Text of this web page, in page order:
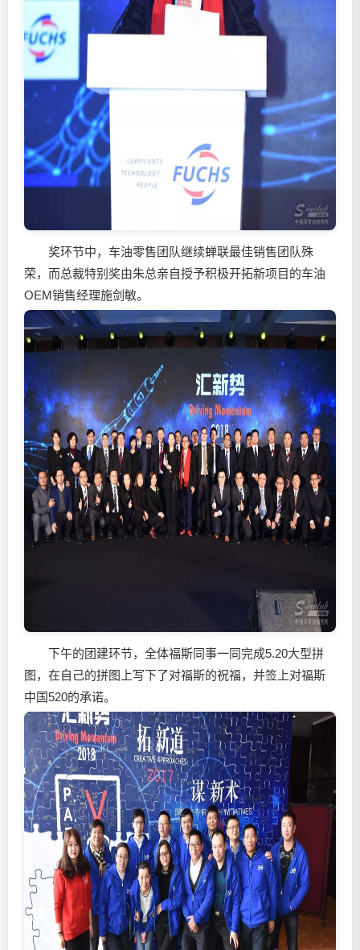
奖环节中，车油零售团队继续蝉联最佳销售团队殊
荣，而总裁特别奖由朱总亲自授予积极开拓新项目的车油
OEM销售经理施剑敏。
下午的团建环节，全体福斯同事一同完成5.20大型拼
图，在自己的拼图上写下了对福斯的祝福，并签上对福斯
中国520的承诺。